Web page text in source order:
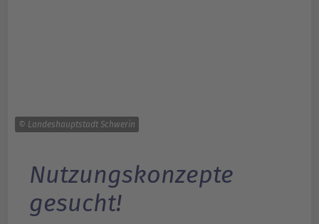
© Landeshauptstadt Schwerin
Nutzungskonzepte
gesucht!